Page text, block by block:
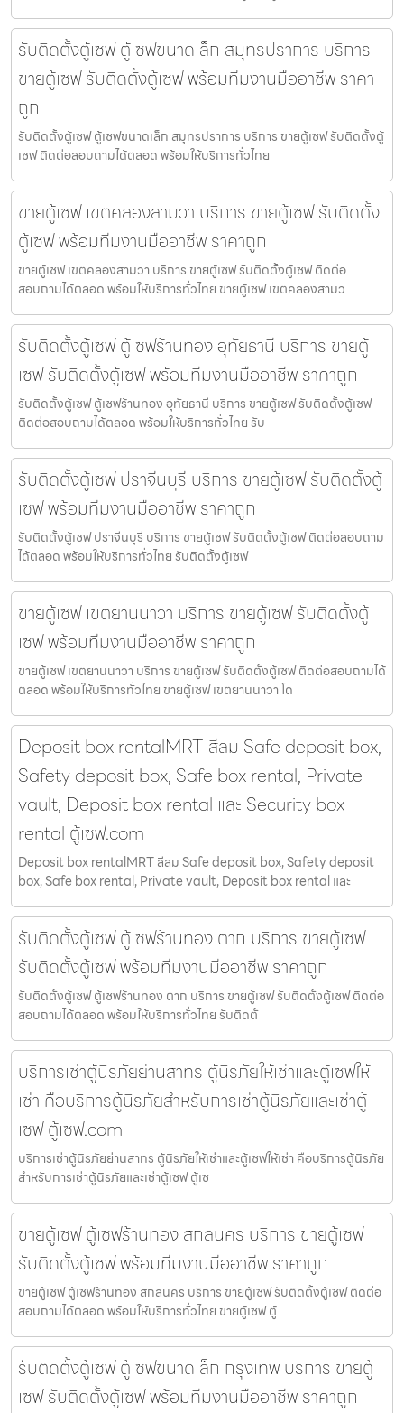
รับติดตั้งตู้เซฟ ตู้เซฟขนาดเล็ก สมุทรปราการ บริการ
ขายตู้เซฟ รับติดตั้งตู้เซฟ พร้อมทีมงานมืออาชีพ ราคา
ถูก
รับติดตั้งตู้เซฟ ตู้เซฟขนาดเล็ก สมุทรปราการ บริการ ขายตู้เซฟ รับติดตั้งตู้
เซฟ ติดต่อสอบถามได้ตลอด พร้อมให้บริการทั่วไทย
ขายตู้เซฟ เขตคลองสามวา บริการ ขายตู้เซฟ รับติดตั้ง
ตู้เซฟ พร้อมทีมงานมืออาชีพ ราคาถูก
ขายตู้เซฟ เขตคลองสามวา บริการ ขายตู้เซฟ รับติดตั้งตู้เซฟ ติดต่อ
สอบถามได้ตลอด พร้อมให้บริการทั่วไทย ขายตู้เซฟ เขตคลองสามว
รับติดตั้งตู้เซฟ ตู้เซฟร้านทอง อุทัยธานี บริการ ขายตู้
เซฟ รับติดตั้งตู้เซฟ พร้อมทีมงานมืออาชีพ ราคาถูก
รับติดตั้งตู้เซฟ ตู้เซฟร้านทอง อุทัยธานี บริการ ขายตู้เซฟ รับติดตั้งตู้เซฟ
ติดต่อสอบถามได้ตลอด พร้อมให้บริการทั่วไทย รับ
รับติดตั้งตู้เซฟ ปราจีนบุรี บริการ ขายตู้เซฟ รับติดตั้งตู้
เซฟ พร้อมทีมงานมืออาชีพ ราคาถูก
รับติดตั้งตู้เซฟ ปราจีนบุรี บริการ ขายตู้เซฟ รับติดตั้งตู้เซฟ ติดต่อสอบถาม
ได้ตลอด พร้อมให้บริการทั่วไทย รับติดตั้งตู้เซฟ
ขายตู้เซฟ เขตยานนาวา บริการ ขายตู้เซฟ รับติดตั้งตู้
เซฟ พร้อมทีมงานมืออาชีพ ราคาถูก
ขายตู้เซฟ เขตยานนาวา บริการ ขายตู้เซฟ รับติดตั้งตู้เซฟ ติดต่อสอบถามได้
ตลอด พร้อมให้บริการทั่วไทย ขายตู้เซฟ เขตยานนาวา โด
Deposit box rentalMRT สีลม Safe deposit box,
Safety deposit box, Safe box rental, Private
vault, Deposit box rental และ Security box
rental ตู้เซฟ.com
Deposit box rentalMRT สีลม Safe deposit box, Safety deposit
box, Safe box rental, Private vault, Deposit box rental และ
รับติดตั้งตู้เซฟ ตู้เซฟร้านทอง ตาก บริการ ขายตู้เซฟ
รับติดตั้งตู้เซฟ พร้อมทีมงานมืออาชีพ ราคาถูก
รับติดตั้งตู้เซฟ ตู้เซฟร้านทอง ตาก บริการ ขายตู้เซฟ รับติดตั้งตู้เซฟ ติดต่อ
สอบถามได้ตลอด พร้อมให้บริการทั่วไทย รับติดตั้
บริการเช่าตู้นิรภัยย่านสาทร ตู้นิรภัยให้เช่าและตู้เซฟให้
เช่า คือบริการตู้นิรภัยสำหรับการเช่าตู้นิรภัยและเช่าตู้
เซฟ ตู้เซฟ.com
บริการเช่าตู้นิรภัยย่านสาทร ตู้นิรภัยให้เช่าและตู้เซฟให้เช่า คือบริการตู้นิรภัย
สำหรับการเช่าตู้นิรภัยและเช่าตู้เซฟ ตู้เซ
ขายตู้เซฟ ตู้เซฟร้านทอง สกลนคร บริการ ขายตู้เซฟ
รับติดตั้งตู้เซฟ พร้อมทีมงานมืออาชีพ ราคาถูก
ขายตู้เซฟ ตู้เซฟร้านทอง สกลนคร บริการ ขายตู้เซฟ รับติดตั้งตู้เซฟ ติดต่อ
สอบถามได้ตลอด พร้อมให้บริการทั่วไทย ขายตู้เซฟ ตู้
รับติดตั้งตู้เซฟ ตู้เซฟขนาดเล็ก กรุงเทพ บริการ ขายตู้
เซฟ รับติดตั้งตู้เซฟ พร้อมทีมงานมืออาชีพ ราคาถูก